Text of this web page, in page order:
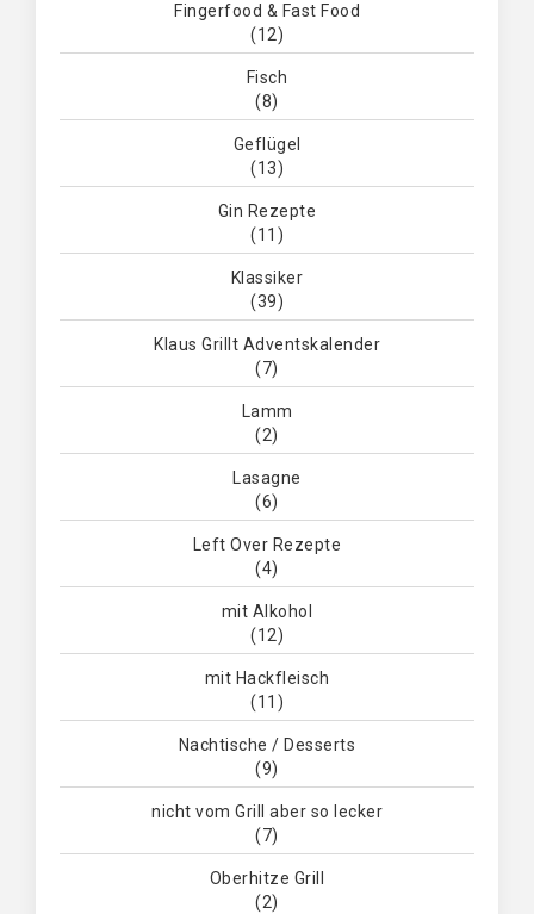
Fingerfood & Fast Food
(12)
Fisch
(8)
Geflügel
(13)
Gin Rezepte
(11)
Klassiker
(39)
Klaus Grillt Adventskalender
(7)
Lamm
(2)
Lasagne
(6)
Left Over Rezepte
(4)
mit Alkohol
(12)
mit Hackfleisch
(11)
Nachtische / Desserts
(9)
nicht vom Grill aber so lecker
(7)
Oberhitze Grill
(2)